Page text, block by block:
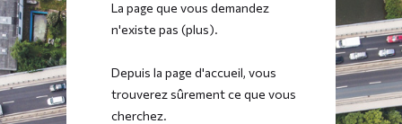
La page que vous demandez
n'existe pas (plus).
Depuis la page d'accueil, vous
trouverez sûrement ce que vous
cherchez.